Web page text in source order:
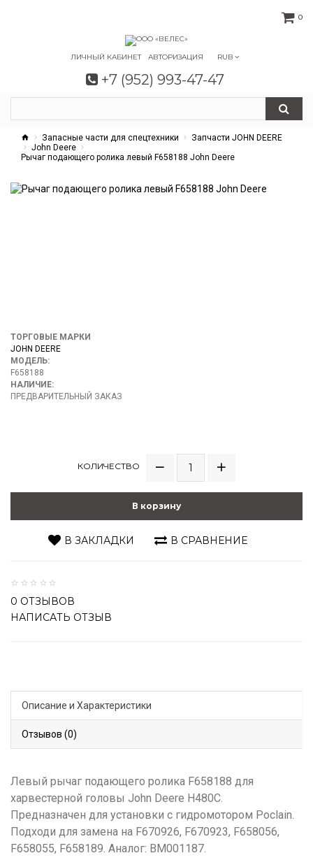
0
ЛИЧНЫЙ КАБИНЕТ АВТОРИЗАЦИЯ RUB
+7 (952) 993-47-47
Запасные части для спецтехники
Запчасти JOHN DEERE
John Deere
Рычаг подающего ролика левый F658188 John Deere
ТОРГОВЫЕ МАРКИ
JOHN DEERE
МОДЕЛЬ:
F658188
НАЛИЧИЕ:
ПРЕДВАРИТЕЛЬНЫЙ ЗАКАЗ
КОЛИЧЕСТВО
В корзину
В ЗАКЛАДКИ В СРАВНЕНИЕ
0 ОТЗЫВОВ
НАПИСАТЬ ОТЗЫВ
Описание и Характеристики
Отзывов (0)
Левый рычаг подающего ролика F658188 для
харвестерной головы John Deere H480C.
Предназначен для установки с гидромотором Poclain.
Подходи для замена на F670926, F670923, F658056,
F658055, F658189. Аналог: BM001187.